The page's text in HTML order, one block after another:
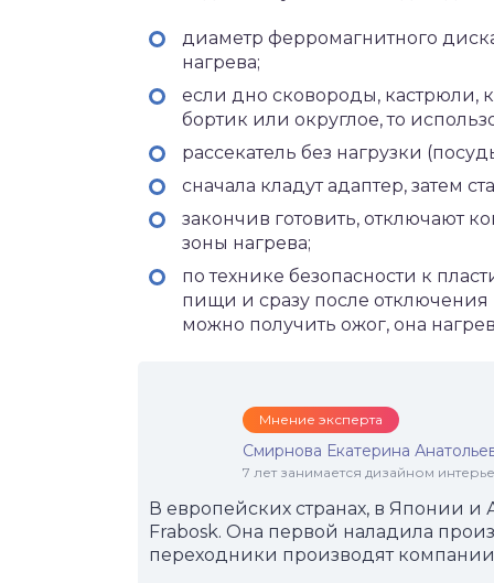
диаметр ферромагнитного
нагрева;
если дно сковороды, кастрюли,
бортик или округлое, то
рассекатель без нагрузки
сначала кладут адаптер, затем
закончив готовить, отключают
зоны нагрева;
по технике безопасности к
пищи и сразу после
можно получить ожог, она
Мнение эксперта
Смирнова Екатерина
7 лет занимается дизайном
В европейских странах, в Японии
Frabosk. Она первой наладила
переходники производят компании